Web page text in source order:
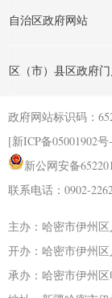
自治区政府网站
区（市）县区政府
政府网站标识码：
[新ICP备05001902号
新公网安备
联系电话：0902-
主办：哈密市伊州
开办：哈密市伊州
承办：哈密市伊州